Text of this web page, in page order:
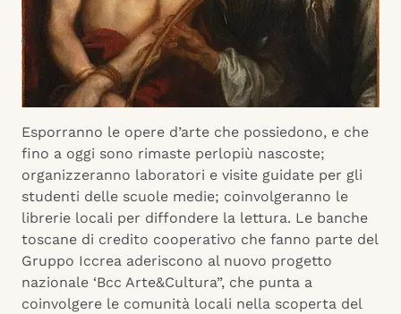
Esporranno le opere d’arte che possiedono, e che
fino a oggi sono rimaste perlopiù nascoste;
organizzeranno laboratori e visite guidate per gli
studenti delle scuole medie; coinvolgeranno le
librerie locali per diffondere la lettura. Le banche
toscane di credito cooperativo che fanno parte del
Gruppo Iccrea aderiscono al nuovo progetto
nazionale ‘Bcc Arte&Cultura”, che punta a
coinvolgere le comunità locali nella scoperta del